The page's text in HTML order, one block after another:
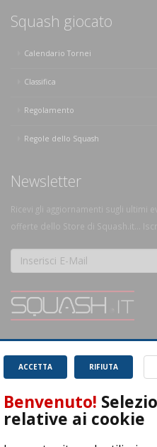
Squash giocato
Calendario Tornei
Classifica
Regolamento
Regole dello Squash
Newsletter
Ricevi gli aggiornamenti sugli ultimi
offerte dello Store di Squash.it...
magnifico sport.
Leggi
RIFIUTA
ACCETTA
Benvenuto!
relative ai cookie